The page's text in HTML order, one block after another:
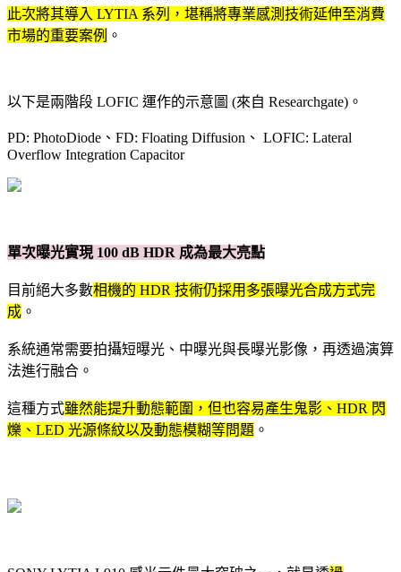
此次將其導入 LYTIA 系列，堪稱將專業感測技術延伸至消費
市場的重要案例 。
以下是兩階段 LOFIC 運作的示意圖 (來自 Researchgate)。
PD: PhotoDiode、FD: Floating Diffusion、 LOFIC: Lateral
Overflow Integration Capacitor
單次曝光實現 100 dB HDR 成為最大亮點
目前絕大多數相機的 HDR 技術仍採用多張曝光合成方式完
成 。
系統通常需要拍攝短曝光、中曝光與長曝光影像，再透過演算
法進行融合。
這種方式雖然能提升動態範圍，但也容易產生鬼影、HDR 閃
爍、LED 光源條紋以及動態模糊等問題 。